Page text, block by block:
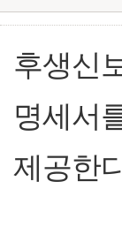
후생신
명세서
제공한